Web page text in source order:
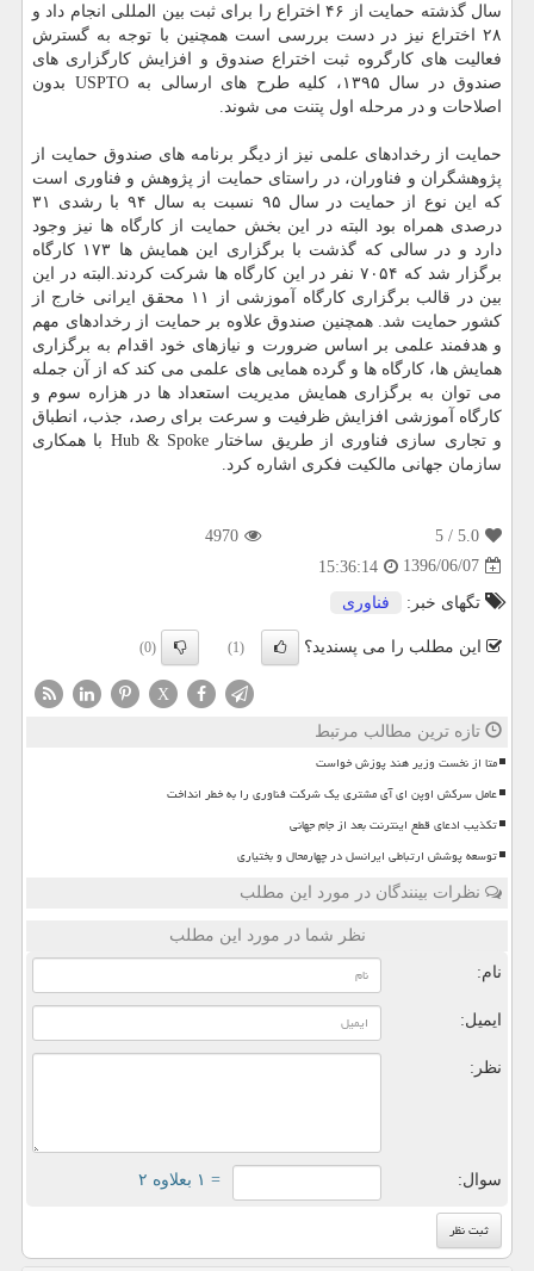
سال گذشته حمایت از ۴۶ اختراع را برای ثبت بین المللی انجام داد و
۲۸ اختراع نیز در دست بررسی است همچنین با توجه به گسترش
فعالیت های كارگروه ثبت اختراع صندوق و افزایش كارگزاری های
صندوق در سال ۱۳۹۵، كلیه طرح های ارسالی به USPTO بدون
اصلاحات و در مرحله اول پتنت می شوند.
حمایت از رخدادهای علمی نیز از دیگر برنامه های صندوق حمایت از
پژوهشگران و فناوران، در راستای حمایت از پژوهش و فناوری است
كه این نوع از حمایت در سال ۹۵ نسبت به سال ۹۴ با رشدی ۳۱
درصدی همراه بود البته در این بخش حمایت از كارگاه ها نیز وجود
دارد و در سالی كه گذشت با برگزاری این همایش ها ۱۷۳ كارگاه
برگزار شد كه ۷۰۵۴ نفر در این كارگاه ها شركت كردند.البته در این
بین در قالب برگزاری كارگاه آموزشی از ۱۱ محقق ایرانی خارج از
كشور حمایت شد. همچنین صندوق علاوه بر حمایت از رخدادهای مهم
و هدفمند علمی بر اساس ضرورت و نیازهای خود اقدام به برگزاری
همایش ها، كارگاه ها و گرده همایی های علمی می كند كه از آن جمله
می توان به برگزاری همایش مدیریت استعداد ها در هزاره سوم و
كارگاه آموزشی افزایش ظرفیت و سرعت برای رصد، جذب، انطباق
و تجاری سازی فناوری از طریق ساختار Hub & Spoke با همكاری
سازمان جهانی مالكیت فكری اشاره كرد.
5.0
/ 5
4970
1396/06/07
15:36:14
تگهای خبر:
فناوری
این مطلب را می پسندید؟ (1)
(0)
X
تازه ترین مطالب مرتبط
متا از نخست وزیر هند پوزش خواست
عامل سرکش اوپن ای آی مشتری یک شرکت فناوری را به خطر انداخت
تکذیب ادعای قطع اینترنت بعد از جام جهانی
توسعه پوشش ارتباطی ایرانسل در چهارمحال و بختیاری
نظرات بینندگان در مورد این مطلب
نظر شما در مورد این مطلب
نام:
ایمیل:
نظر:
سوال: = ۱ بعلاوه ۲